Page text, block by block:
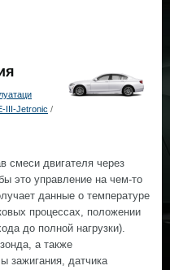
III-Jetronic /
смеси двигателя через
это управление на чем-то
данные о температуре
процессах, положении
до полной нагрузки).
а также
зажигания, датчика